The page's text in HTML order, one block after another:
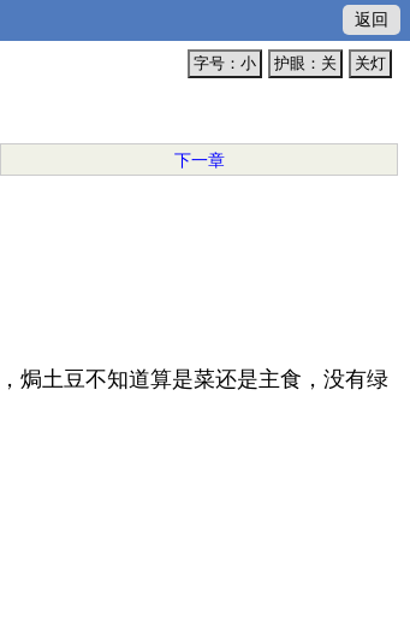
返回
关灯
护眼：关
字号：小
下一章
焗土豆不知道算是菜还是主食，没有绿